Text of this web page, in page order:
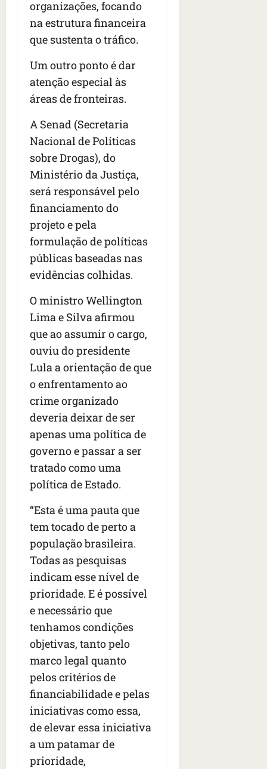
organizações, focando
na estrutura financeira
que sustenta o tráfico.
Um outro ponto é dar
atenção especial às
áreas de fronteiras.
A Senad (Secretaria
Nacional de Políticas
sobre Drogas), do
Ministério da Justiça,
será responsável pelo
financiamento do
projeto e pela
formulação de políticas
públicas baseadas nas
evidências colhidas.
O ministro Wellington
Lima e Silva afirmou
que ao assumir o cargo,
ouviu do presidente
Lula a orientação de que
o enfrentamento ao
crime organizado
deveria deixar de ser
apenas uma política de
governo e passar a ser
tratado como uma
política de Estado.
“Esta é uma pauta que
tem tocado de perto a
população brasileira.
Todas as pesquisas
indicam esse nível de
prioridade. E é possível
e necessário que
tenhamos condições
objetivas, tanto pelo
marco legal quanto
pelos critérios de
financiabilidade e pelas
iniciativas como essa,
de elevar essa iniciativa
a um patamar de
prioridade,